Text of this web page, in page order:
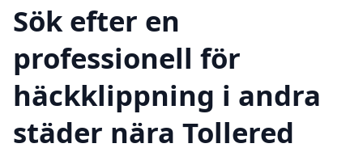
Sök efter en
professionell för
häckklippning i andra
städer nära Tollered